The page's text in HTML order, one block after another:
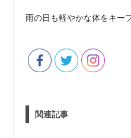
雨の日も軽やかな体をキー
関連記事